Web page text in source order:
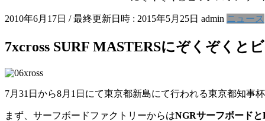
2010年6月17日 / 最終更新日時 : 2015年5月25日 admin ニュース
7xcross SURF MASTERSにぞくぞくと
7月31日から8月1日にて東京都新島にて行われる東京都知
まず、サーフボードファクトリーからはNGRサーフボードと